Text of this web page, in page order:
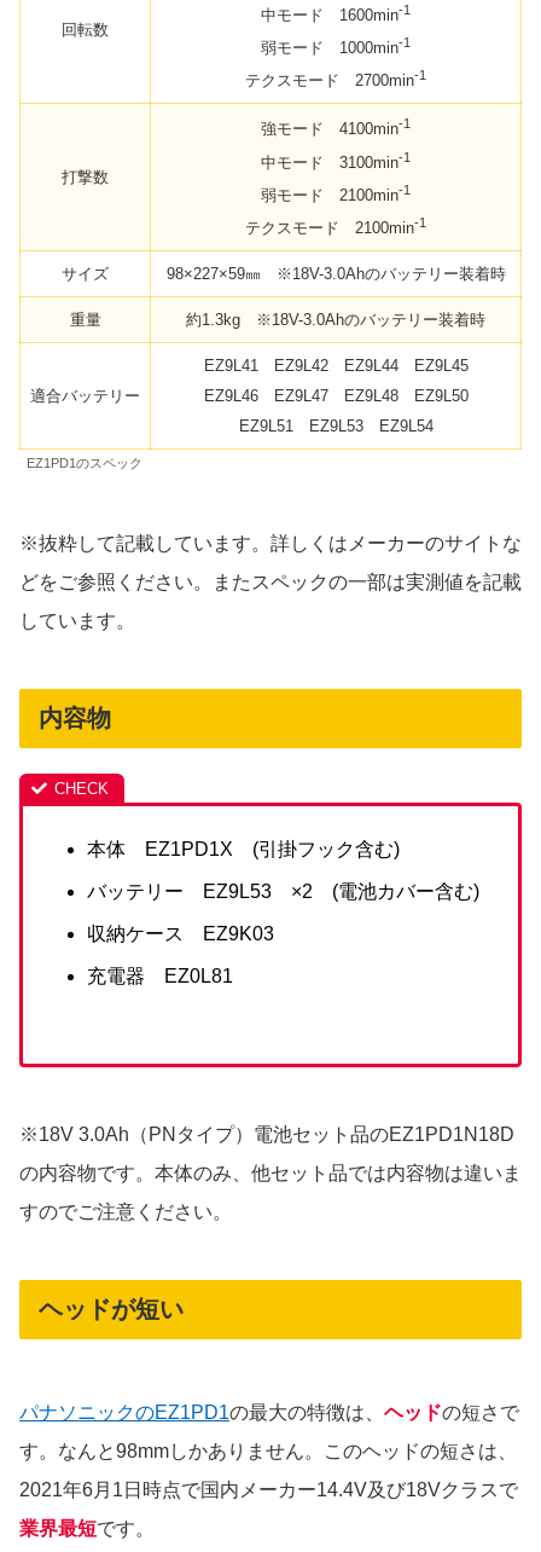
回転数
中モード 1600min-1
弱モード 1000min-1
テクスモード 2700min-1
打撃数
強モード 4100min-1
中モード 3100min-1
弱モード 2100min-1
テクスモード 2100min-1
サイズ 98×227×59㎜ ※18V-3.0Ahのバッテリー装着時
重量 約1.3kg ※18V-3.0Ahのバッテリー装着時
適合バッテリー
EZ9L41 EZ9L42 EZ9L44 EZ9L45
EZ9L46 EZ9L47 EZ9L48 EZ9L50
EZ9L51 EZ9L53 EZ9L54
EZ1PD1のスペック
※抜粋して記載しています。詳しくはメーカーのサイトな
どをご参照ください。またスペックの一部は実測値を記載
しています。
内容物
本体 EZ1PD1X (引掛フック含む)
バッテリー EZ9L53 ×2 (電池カバー含む)
収納ケース EZ9K03
充電器 EZ0L81
※18V 3.0Ah（PNタイプ）電池セット品のEZ1PD1N18D
の内容物です。本体のみ、他セット品では内容物は違いま
すのでご注意ください。
ヘッドが短い
パナソニックのEZ1PD1の最大の特徴は、 ヘッドの短さで
す。なんと98mmしかありません。このヘッドの短さは、
2021年6月1日時点で国内メーカー14.4V及び18Vクラスで
業界最短です。